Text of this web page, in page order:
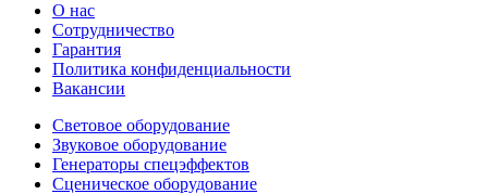
О нас
Сотрудничество
Гарантия
Политика конфиденциальности
Вакансии
Световое оборудование
Звуковое оборудование
Генераторы спецэффектов
Сценическое оборудование